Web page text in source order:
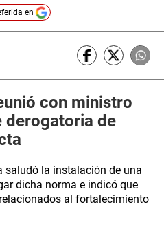
en
con ministro
derogatoria de
saludó la instalación de una
dicha norma e indicó que
al fortalecimiento